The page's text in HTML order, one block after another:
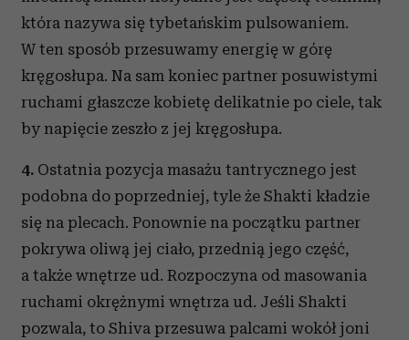
która nazywa się tybetańskim pulsowaniem.
W ten sposób przesuwamy energię w górę
kręgosłupa. Na sam koniec partner posuwistymi
ruchami głaszcze kobietę delikatnie po ciele, tak
by napięcie zeszło z jej kręgosłupa.
4. Ostatnia pozycja masażu tantrycznego jest
podobna do poprzedniej, tyle że Shakti kładzie
się na plecach. Ponownie na początku partner
pokrywa oliwą jej ciało, przednią jego część,
a także wnętrze ud. Rozpoczyna od masowania
ruchami okrężnymi wnętrza ud. Jeśli Shakti
pozwala, to Shiva przesuwa palcami wokół joni